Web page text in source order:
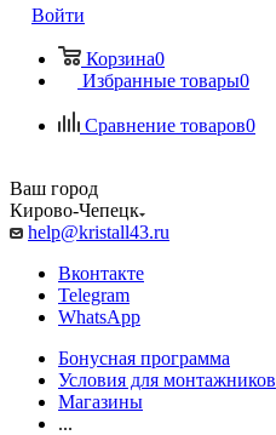
Войти
Корзина0
Избранные товары0
Сравнение товаров0
Ваш город
Кирово-Чепецк
help@kristall43.ru
Вконтакте
Telegram
WhatsApp
Бонусная программа
Условия для монтажников
Магазины
...